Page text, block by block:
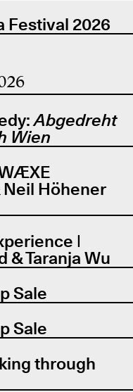
Festival 2026
Abgedreht
Wien
Höhener
|
& Taranja Wu
Sale
Sale
through